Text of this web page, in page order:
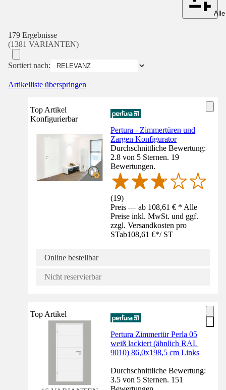
179 Ergebnisse
(1381 VARIANTEN)
Sortiert nach:
Artikelliste überspringen
Top Artikel
Konfigurierbar
Pertura - Zimmertüren und
Zargen Konfigurator
Durchschnittliche Bewertung:
2.8 von 5 Sternen. 19
Bewertungen.
(19)
Preis — ab 108,61 € * Alle
Preise inkl. MwSt. und ggf.
zzgl. Versandkosten pro
STab108,61 €*/ ST
Online bestellbar
Nicht reservierbar
Top Artikel
Pertura Zimmertür Perla 05
weiß lackiert (ähnlich RAL
9010) 86,0x198,5 cm Links
Durchschnittliche Bewertung:
3.5 von 5 Sternen. 151